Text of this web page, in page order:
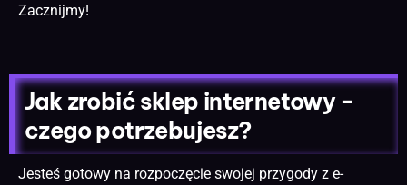
Zacznijmy!
Jak zrobić sklep internetowy -
czego potrzebujesz?
Jesteś gotowy na rozpoczęcie swojej przygody z e-